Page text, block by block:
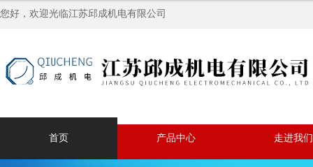
您好，欢迎光临江苏邱成机电有限公司
首页 产品中心 走进我们